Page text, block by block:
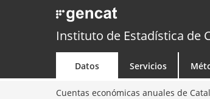
Instituto de Estadística de
Datos Servicios
Cuentas económicas anuales de